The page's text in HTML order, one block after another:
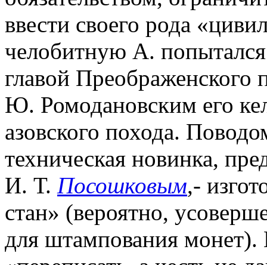
ввести своего рода
челобитную А.
главой Преображенского
Ю. Ромодановским его
азовского похода.
техническая новинка,
И. Т. Посошковым,-
стан» (вероятно,
для штампования